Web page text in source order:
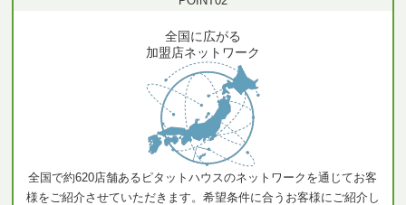
全国に広がる
加盟店ネットワーク
全国で約620店舗あるピタットハウスのネットワークを通じてお客
様をご紹介させていただきます。希望条件に合うお客様にご紹介し